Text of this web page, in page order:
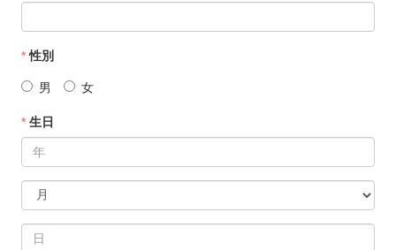
*性別
男 女
* 生日